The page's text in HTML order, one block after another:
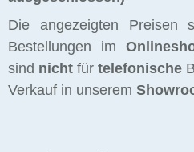
Die angezeigten Preisen
Bestellungen im
sind nicht für telefonische
Verkauf in unserem